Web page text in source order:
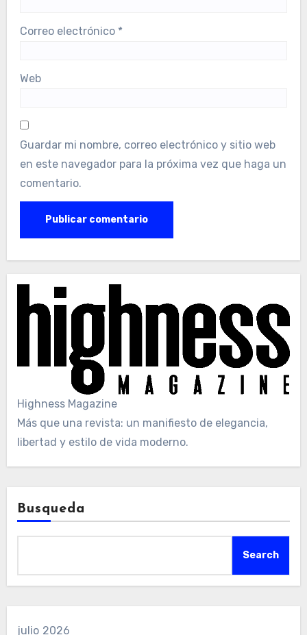
Correo electrónico *
Web
Guardar mi nombre, correo electrónico y sitio web
en este navegador para la próxima vez que haga un
comentario.
Highness Magazine
Más que una revista: un manifiesto de elegancia,
libertad y estilo de vida moderno.
Busqueda
Search
julio 2026